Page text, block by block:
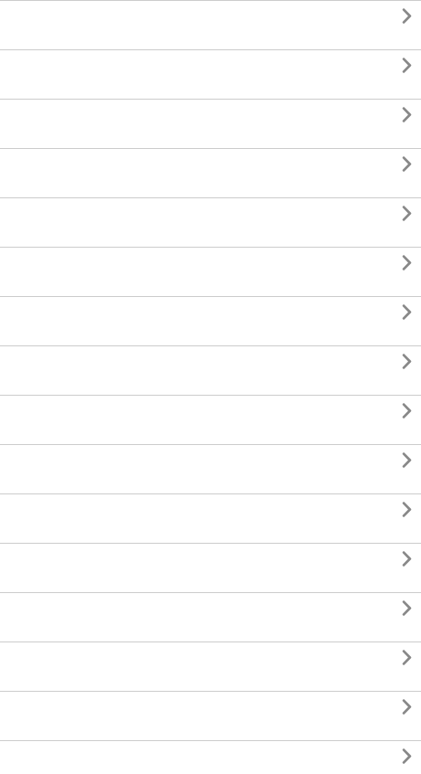















